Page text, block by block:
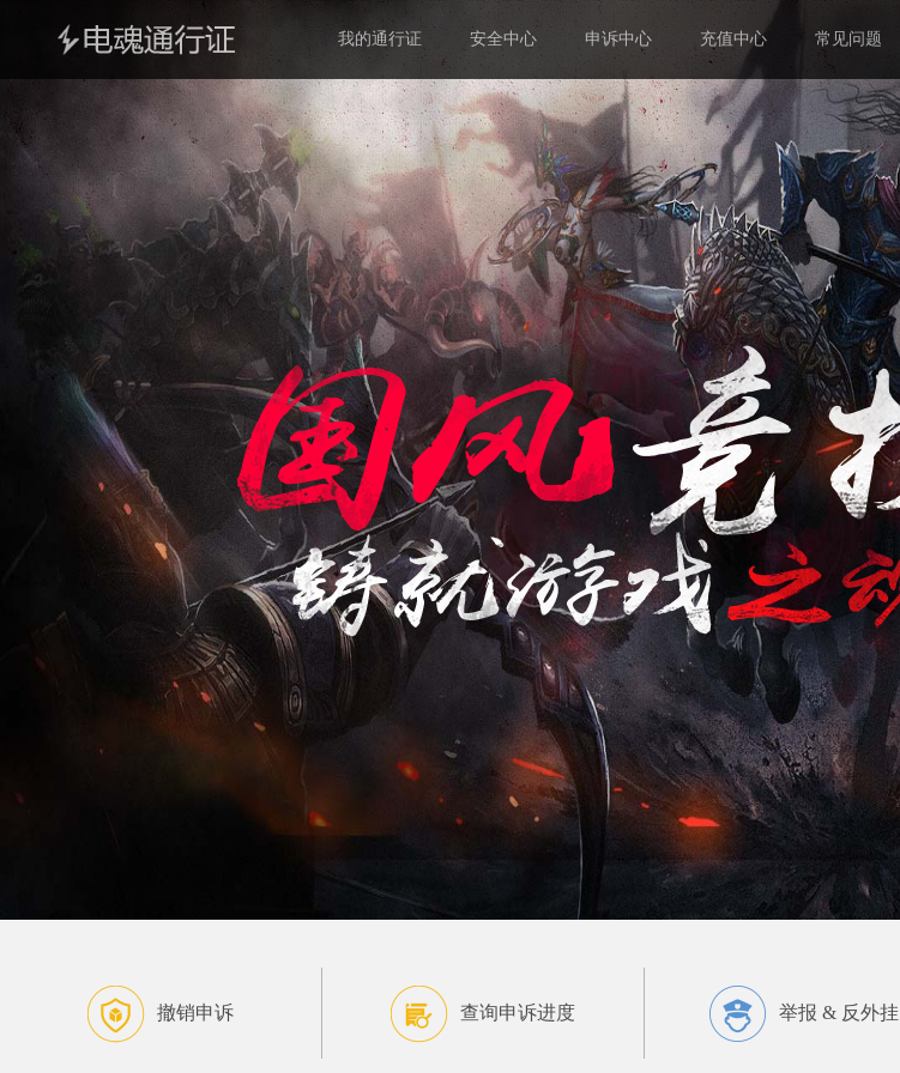
我的通行证 安全中心 申诉中心 充值中心 常见问题
撤销申诉 查询申诉进度 举报 & 反外挂